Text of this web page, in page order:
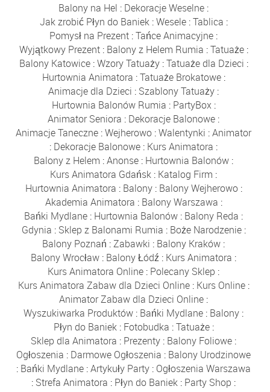
Balony na Hel : Dekoracje Weselne :
Jak zrobić Płyn do Baniek:Wesele:Tablica :
Pomysł na Prezent :Tańce Animacyjne :
Wyjątkowy Prezent: Balony z Helem Rumia :Tatuaże:
Balony Katowice:Wzory Tatuaży:Tatuaże dla Dzieci :
Hurtownia Animatora :Tatuaże Brokatowe:
Animacje dla Dzieci : Szablony Tatuaży :
Hurtownia Balonów Rumia : PartyBox:
Animator Seniora : Dekoracje Balonowe :
Animacje Taneczne :Wejherowo :Walentynki :Animator
: Dekoracje Balonowe : Kurs Animatora :
Balony z Helem :Anonse : Hurtownia Balonów :
Kurs Animatora Gdańsk : Katalog Firm :
Hurtownia Animatora : Balony: Balony Wejherowo:
Akademia Animatora : Balony Warszawa :
Bańki Mydlane : Hurtownia Balonów : Balony Reda :
Gdynia : Sklep z Balonami Rumia : Boże Narodzenie:
Balony Poznań :Zabawki : Balony Kraków :
Balony Wrocław : Balony Łódź : Kurs Animatora :
Kurs Animatora Online : Polecany Sklep :
Kurs Animatora Zabaw dla Dzieci Online: Kurs Online:
Animator Zabaw dla Dzieci Online :
Wyszukiwarka Produktów : Bańki Mydlane : Balony :
Płyn do Baniek: Fotobudka :Tatuaże:
Sklep dla Animatora : Prezenty : Balony Foliowe :
Ogłoszenia : Darmowe Ogłoszenia : Balony Urodzinowe
: Bańki Mydlane :Artykuły Party : Ogłoszenia Warszawa
: Strefa Animatora : Płyn do Baniek : Party Shop :